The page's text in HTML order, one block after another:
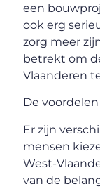
een
ook erg
zorg meer
betrekt om
Vlaanderen
De
Er zijn
mensen
West-
van de